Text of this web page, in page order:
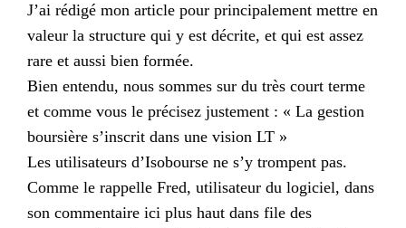
J’ai rédigé mon article pour principalement mettre en
valeur la structure qui y est décrite, et qui est assez
rare et aussi bien formée.
Bien entendu, nous sommes sur du très court terme
et comme vous le précisez justement : « La gestion
boursière s’inscrit dans une vision LT »
Les utilisateurs d’Isobourse ne s’y trompent pas.
Comme le rappelle Fred, utilisateur du logiciel, dans
son commentaire ici plus haut dans file des